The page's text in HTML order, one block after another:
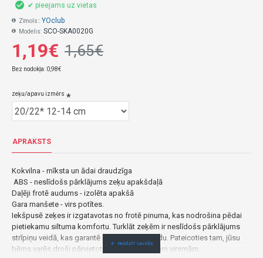
1,19€ 1,65€
Bez nodokļa: 0,98€
✔ pieejams uz vietas
Zīmols:: YOclub
Modelis: SCO-SKA0020G
zeķu/apavu izmērs
APRAKSTS
Kokvilna - mīksta un ādai draudzīga
ABS - neslīdošs pārklājums zeķu apakšdaļā
Daļēji frotē audums - izolēta apakšā
Gara manšete - virs potītes.
Iekšpusē zeķes ir izgatavotas no frotē pinuma, kas nodrošina pēdai
pietiekamu siltuma komfortu. Turklāt zeķēm ir neslīdošs pārklājums
strīpiņu veidā, kas garantē labu saķeri ar grīdu. Pateicoties tam, jūsu
bērns varēs droši pārvietoties pat uz slidenām virsmām.